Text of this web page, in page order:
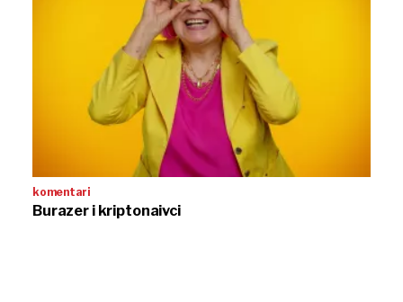
komentari
Burazer i kriptonaivci